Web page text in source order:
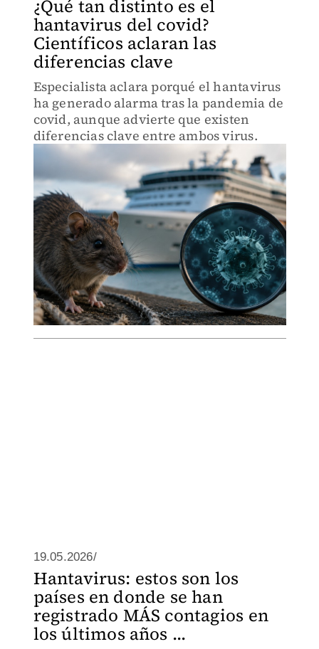
¿Qué tan distinto es el
hantavirus del covid?
Científicos aclaran las
diferencias clave
Especialista aclara porqué el hantavirus
ha generado alarma tras la pandemia de
covid, aunque advierte que existen
diferencias clave entre ambos virus.
19.05.2026/
Hantavirus: estos son los
países en donde se han
registrado MÁS contagios en
los últimos años ...